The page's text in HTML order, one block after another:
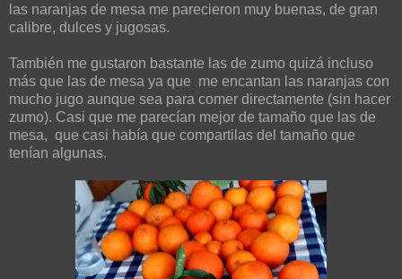
las naranjas de mesa me parecieron muy buenas, de gran
calibre, dulces y jugosas.
También me gustaron bastante las de zumo quizá incluso
más que las de mesa ya que me encantan las naranjas con
mucho jugo aunque sea para comer directamente (sin hacer
zumo). Casi que me parecían mejor de tamaño que las de
mesa, que casi había que compartilas del tamaño que
tenían algunas.